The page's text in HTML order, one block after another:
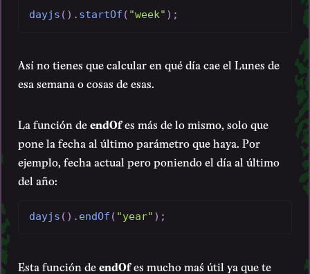
dayjs ( ) . startOf ( "week" ) ;
Así no tienes que calcular en qué día cae el Lunes de
esa semana o cosas de esas.
La función deendOfes más de lo mismo, solo que
pone la fecha al último parámetro que haya. Por
ejemplo, fecha actual pero poniendo el día al último
del año:
dayjs ( ) . endOf ( "year" ) ;
Esta función deendOfes mucho maś útil ya que te